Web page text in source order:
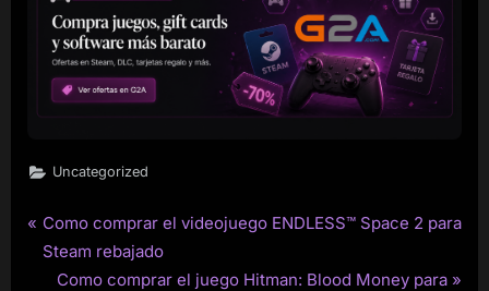
Uncategorized
Post
navigation
P
r
Como comprar el videojuego ENDLESS™ Space 2 para
Steam rebajado
N
Como comprar el juego Hitman: Blood Money para